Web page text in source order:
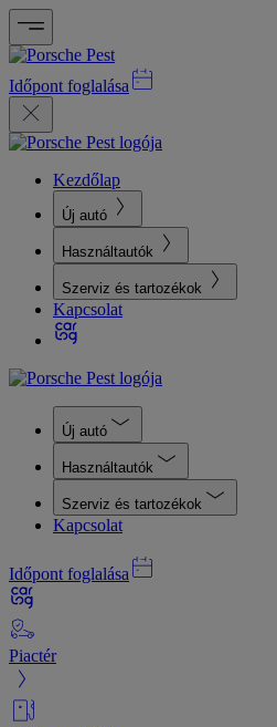
Időpont foglalása
Kezdőlap
Új autó
Használtautók
Szerviz és tartozékok
Kapcsolat
Új autó
Használtautók
Szerviz és tartozékok
Kapcsolat
Időpont foglalása
Piactér